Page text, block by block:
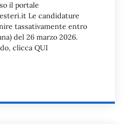
il portale
Le candidature
tassativamente entro
del 26 marzo 2026.
clicca QUI